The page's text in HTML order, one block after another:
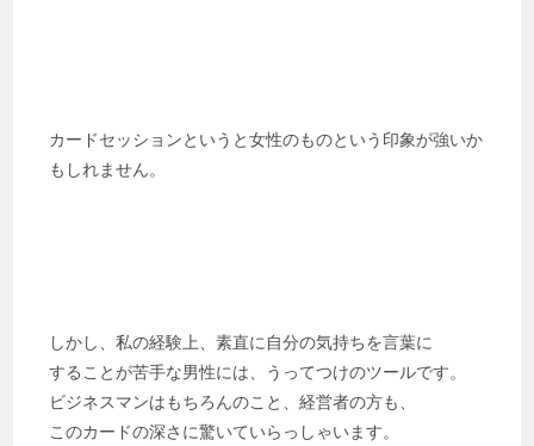
カードセッションというと女性のものという印象が強いか
もしれません。
しかし、私の経験上、素直に自分の気持ちを言葉に
することが苦手な男性には、うってつけのツールです。
ビジネスマンはもちろんのこと、経営者の方も、
このカードの深さに驚いていらっしゃいます。